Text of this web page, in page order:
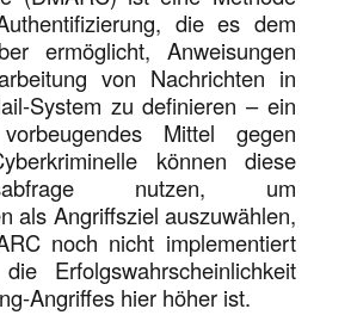
die es dem
ermöglicht, Anweisungen
von Nachrichten in
System zu definieren – ein
Mittel gegen
können diese
nutzen, um
als Angriffsziel auszuwählen,
noch nicht implementiert
Erfolgswahrscheinlichkeit
Angriffes hier höher ist.